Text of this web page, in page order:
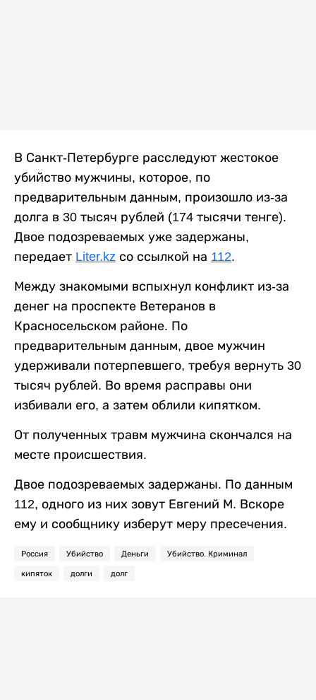
В Санкт-Петербурге расследуют жестокое
убийство мужчины, которое, по
предварительным данным, произошло из-за
долга в 30 тысяч рублей (174 тысячи тенге).
Двое подозреваемых уже задержаны,
передает Liter.kz со ссылкой на 112.
Между знакомыми вспыхнул конфликт из-за
денег на проспекте Ветеранов в
Красносельском районе. По
предварительным данным, двое мужчин
удерживали потерпевшего, требуя вернуть 30
тысяч рублей. Во время расправы они
избивали его, а затем облили кипятком.
От полученных травм мужчина скончался на
месте происшествия.
Двое подозреваемых задержаны. По данным
112, одного из них зовут Евгений М. Вскоре
ему и сообщнику изберут меру пресечения.
Россия Убийство Деньги Убийство. Криминал
кипяток долги долг